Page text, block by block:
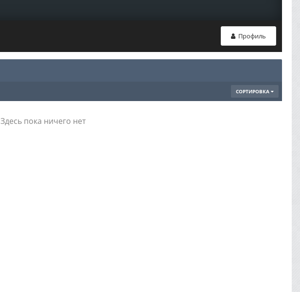
Профиль
СОРТИРОВКА
Здесь пока ничего нет